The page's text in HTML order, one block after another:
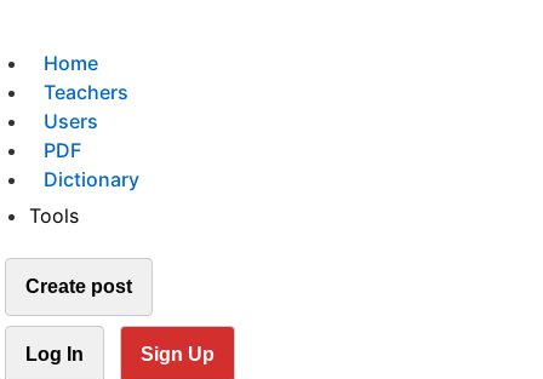
Home
Teachers
Users
PDF
Dictionary
Tools
Create post
Log In Sign Up